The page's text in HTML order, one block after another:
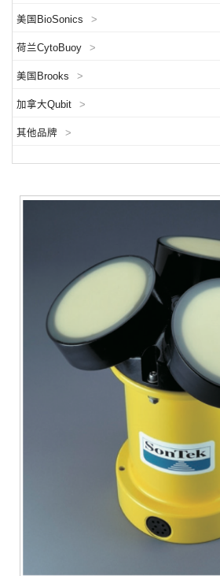
美国BioSonics >
荷兰CytoBuoy >
美国Brooks >
加拿大Qubit >
其他品牌 >